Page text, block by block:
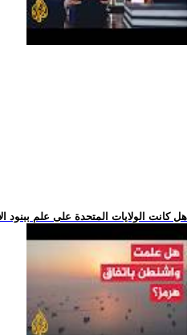
.. هل كانت الولايات المتحدة على علم ببنود